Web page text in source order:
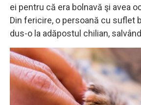
ei pentru că era bolnavă şi avea
Din fericire, o persoană cu suflet
dus-o la adăpostul chilian,